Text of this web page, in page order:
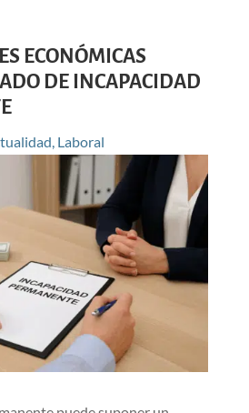
ECONÓMICAS
DE INCAPACIDAD
Laboral